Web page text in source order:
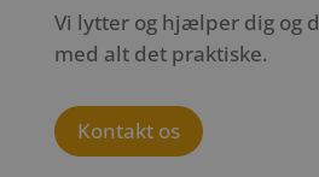
Vi lytter og hjælper dig og
med alt det praktiske.
Kontakt os